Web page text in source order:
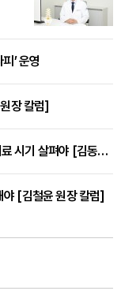
’ 운영
장 칼럼]
손 저림 반복된다면 손목터널증후군 진단과 치료 시기 살펴야 [김동현 원장 칼럼]
야 [김철윤 원장 칼럼]